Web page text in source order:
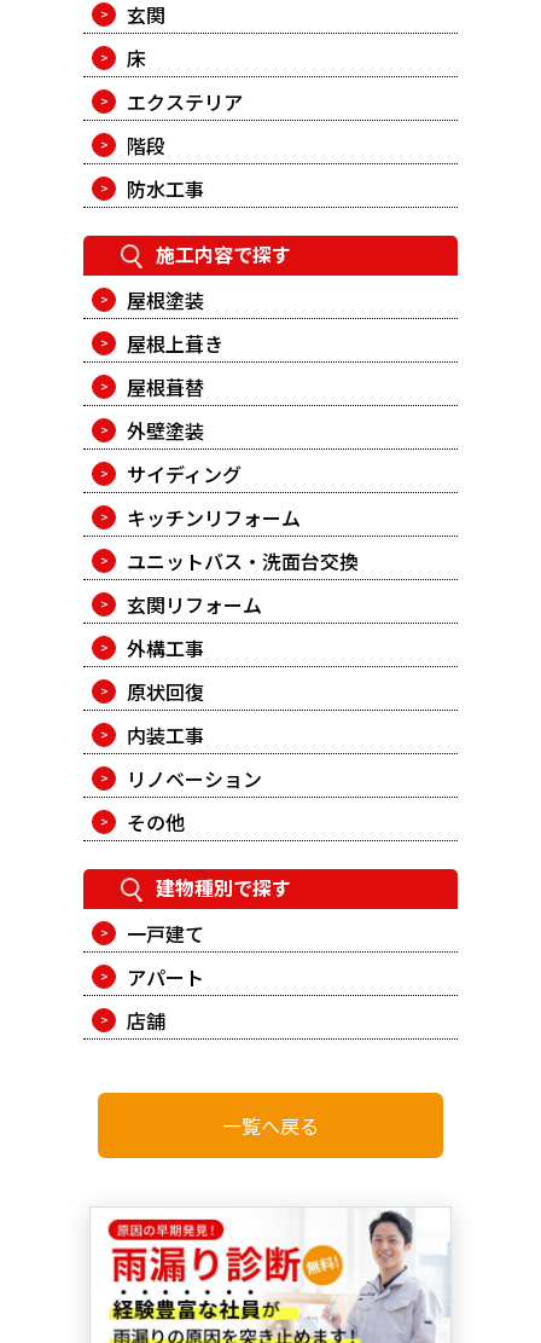
玄関
床
エクステリア
階段
防水工事
施工内容で探す
屋根塗装
屋根上葺き
屋根葺替
外壁塗装
サイディング
キッチンリフォーム
ユニットバス・洗面台交換
玄関リフォーム
外構工事
原状回復
内装工事
リノベーション
その他
建物種別で探す
一戸建て
アパート
店舗
一覧へ戻る